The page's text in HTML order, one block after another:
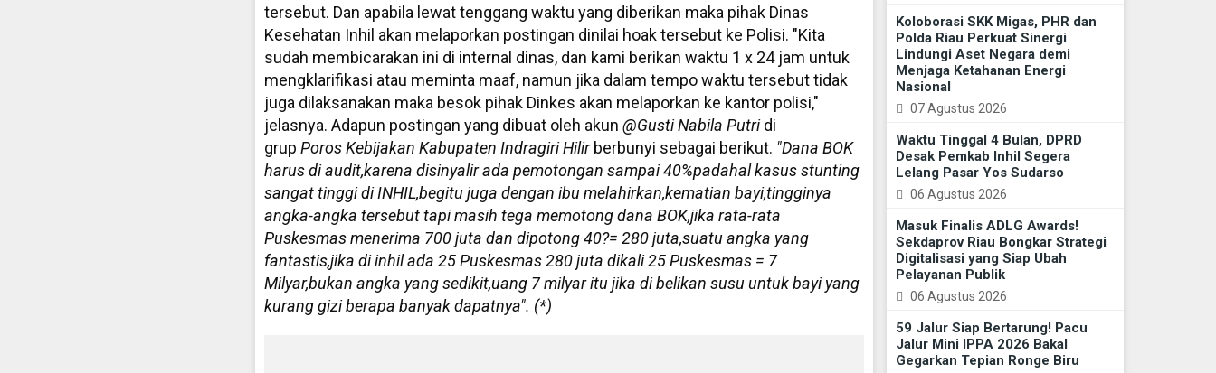
tersebut. Dan apabila lewat tenggang waktu yang diberikan maka pihak Dinas
Kesehatan Inhil akan melaporkan postingan dinilai hoak tersebut ke Polisi. "Kita
sudah membicarakan ini di internal dinas, dan kami berikan waktu 1 x 24 jam untuk
mengklarifikasi atau meminta maaf, namun jika dalam tempo waktu tersebut tidak
juga dilaksanakan maka besok pihak Dinkes akan melaporkan ke kantor polisi,"
jelasnya. Adapun postingan yang dibuat oleh akun @GustiNabila Putridi
grup PorosKebijakan Kabupaten IndragiriHilirberbunyi sebagai berikut. "Dana BOK
harus di audit,karena disinyalir ada pemotongan sampai 40%padahal kasus stunting
sangat tinggi di INHIL,begitu juga dengan ibu melahirkan,kematian bayi,tingginya
angka-angka tersebut tapi masih tega memotong dana BOK,jika rata-rata
Puskesmas menerima 700 juta dan dipotong 40?= 280 juta,suatu angka yang
fantastis,jika di inhil ada 25 Puskesmas 280 juta dikali 25 Puskesmas = 7
Milyar,bukan angka yang sedikit,uang 7 milyar itu jika di belikan susu untuk bayi yang
kurang gizi berapa banyak dapatnya". (*)
Koloborasi SKK Migas, PHR dan
Polda Riau Perkuat Sinergi
Lindungi Aset Negara demi
Menjaga Ketahanan Energi
Nasional
07 Agustus 2026
Waktu Tinggal 4 Bulan, DPRD
Desak Pemkab Inhil Segera
Lelang Pasar Yos Sudarso
06 Agustus 2026
Masuk Finalis ADLG Awards!
Sekdaprov Riau Bongkar Strategi
Digitalisasi yang Siap Ubah
Pelayanan Publik
06 Agustus 2026
59 Jalur Siap Bertarung! Pacu
Jalur Mini IPPA 2026 Bakal
Gegarkan Tepian Ronge Biru